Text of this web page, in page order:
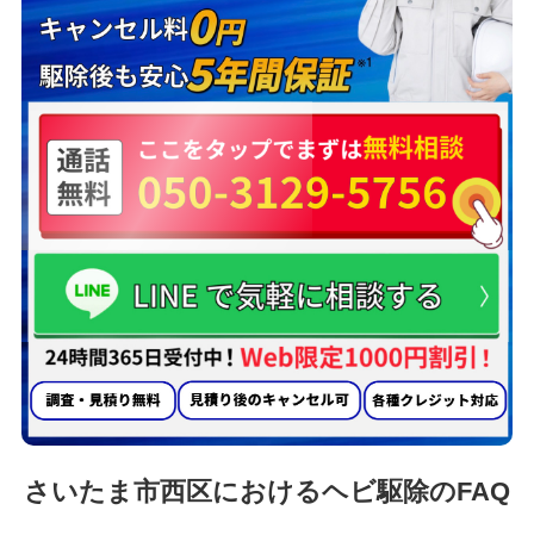
さいたま市西区におけるヘビ駆除のFAQ